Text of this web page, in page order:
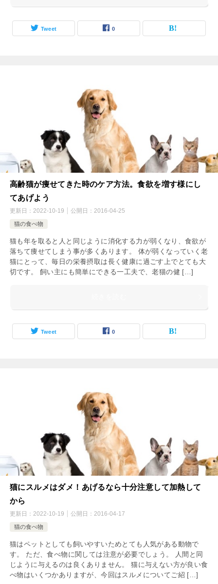
Tweet 0
高齢猫が痩せてきた時のケア方法。食欲を増す様にし
てあげよう
更新日： 2022-10-19 公開日： 2016-04-25
猫の食べ物
猫も年を取ると人と同じように消化する力が弱くなり、食欲が
落ちて痩せてしまう事が多くあります。 体が弱くなっていく老
猫にとって、毎日の栄養摂取は長く健康に過ごす上でとても大
切です。 飼い主にも簡単にできる一工夫で、老猫の健 […]
Tweet 0
猫にスルメはダメ！あげるなら十分注意して加熱して
から
更新日： 2022-10-19 公開日： 2016-04-17
猫の食べ物
猫はペットとしても飼いやすいためとても人気がある動物で
す。 ただ、食べ物に関しては注意が必要でしょう。 人間と同
じように与えるのは良くありません。 猫に与えない方が良い食
べ物はいくつかありますが、今回はスルメについてご紹 […]